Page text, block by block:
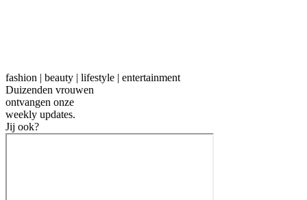
fashion | beauty | lifestyle | entertainment
Duizenden vrouwen
ontvangen onze
weekly updates.
Jij ook?